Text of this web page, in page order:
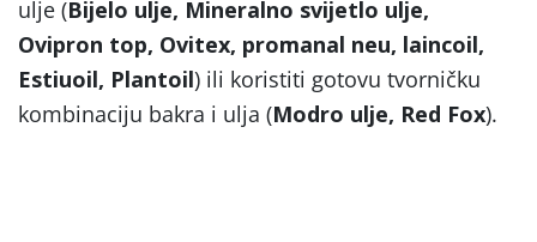
ulje (Bijelo ulje, Mineralno svijetlo ulje,
Ovipron top, Ovitex, promanal neu, laincoil,
Estiuoil, Plantoil) ili koristiti gotovu tvorničku
kombinaciju bakra i ulja (Modro ulje, Red Fox).